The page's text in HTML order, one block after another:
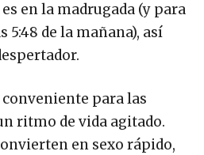
en la madrugada (y para
5:48 de la mañana), así
para las
ritmo de vida agitado.
en sexo rápido,